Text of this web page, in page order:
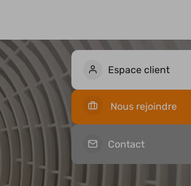
Espace client
Nous rejoindre
Contact